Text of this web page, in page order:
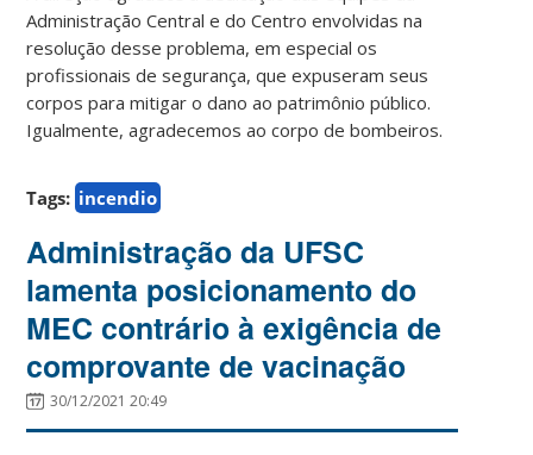
Administração Central e do Centro envolvidas na
resolução desse problema, em especial os
profissionais de segurança, que expuseram seus
corpos para mitigar o dano ao patrimônio público.
Igualmente, agradecemos ao corpo de bombeiros.
Tags: incendio
Administração da UFSC
lamenta posicionamento do
MEC contrário à exigência de
comprovante de vacinação
30/12/2021 20:49